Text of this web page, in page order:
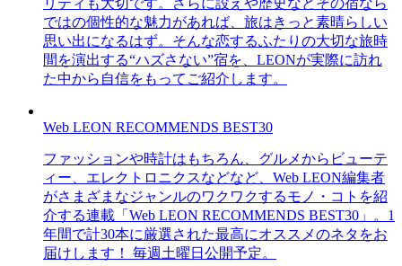
リティも大切です。さらに設えや歴史などその宿なら
ではの個性的な魅力があれば、旅はきっと素晴らしい
思い出になるはず。そんな恋するふたりの大切な旅時
間を演出する“ハズさない”宿を、LEONが実際に訪れ
た中から自信をもってご紹介します。
Web LEON RECOMMENDS BEST30
ファッションや時計はもちろん、グルメからビューテ
ィー、エレクトロニクスなどなど、Web LEON編集者
がさまざまなジャンルのワクワクするモノ・コトを紹
介する連載「Web LEON RECOMMENDS BEST30」。1
年間で計30本に厳選された最高にオススメのネタをお
届けします！ 毎週土曜日公開予定。